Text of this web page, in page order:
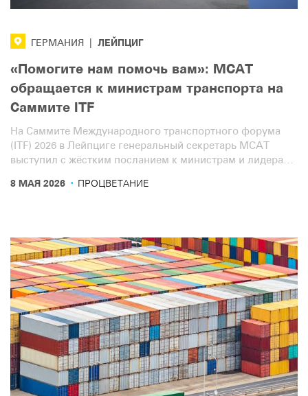
ГЕРМАНИЯ | ЛЕЙПЦИГ
«Помогите нам помочь вам»: МСАТ
обращается к министрам транспорта на
Саммите ITF
На Саммите Международного транспортного форума
(ITF) 2026 в Лейпциге генеральный секретарь МСАТ
выступил с жёстким посланием к министрам и лидерам
постоянного кризиса, и правительствам необходимо
8 МАЯ 2026 · ПРОЦВЕТАНИЕ